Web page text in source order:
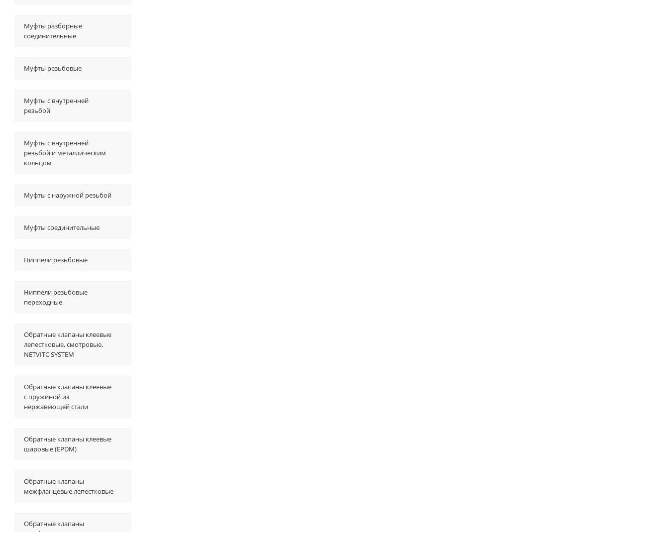
Муфты разборные
соединительные
Муфты резьбовые
Муфты с внутренней
резьбой
Муфты с внутренней
резьбой и металлическим
кольцом
Муфты с наружной резьбой
Муфты соединительные
Ниппели резьбовые
Ниппели резьбовые
переходные
Обратные клапаны клеевые
лепестковые, смотровые,
NETVITC SYSTEM
Обратные клапаны клеевые
с пружиной из
нержавеющей стали
Обратные клапаны клеевые
шаровые (EPDM)
Обратные клапаны
межфланцевые лепестковые
Обратные клапаны
межфланцевые лепестковые